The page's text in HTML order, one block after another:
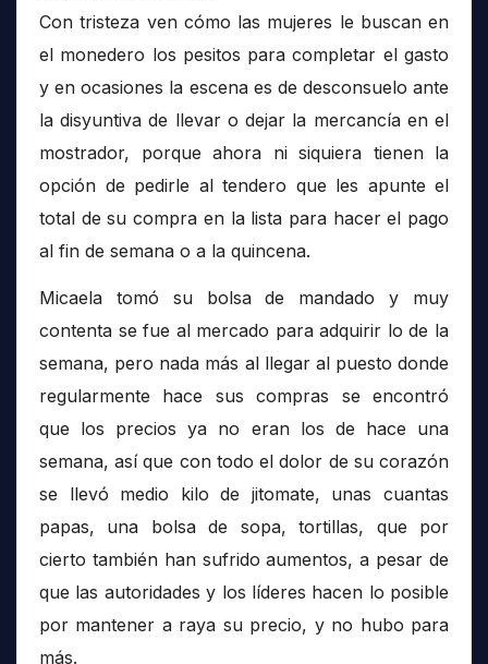
Con tristeza ven cómo las mujeres le buscan en
el monedero los pesitos para completar el gasto
y en ocasiones la escena es de desconsuelo ante
la disyuntiva de llevar o dejar la mercancía en el
mostrador, porque ahora ni siquiera tienen la
opción de pedirle al tendero que les apunte el
total de su compra en la lista para hacer el pago
al fin de semana o a la quincena.
Micaela tomó su bolsa de mandado y muy
contenta se fue al mercado para adquirir lo de la
semana, pero nada más al llegar al puesto donde
regularmente hace sus compras se encontró
que los precios ya no eran los de hace una
semana, así que con todo el dolor de su corazón
se llevó medio kilo de jitomate, unas cuantas
papas, una bolsa de sopa, tortillas, que por
cierto también han sufrido aumentos, a pesar de
que las autoridades y los líderes hacen lo posible
por mantener a raya su precio, y no hubo para
más.